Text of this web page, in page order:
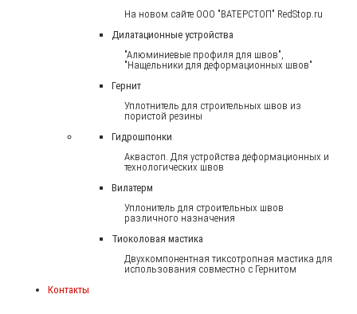
На новом сайте ООО "ВАТЕРСТОП" RedStop.ru
Дилатационные устройства
"Алюминиевые профиля для швов",
"Нащельники для деформационных швов"
Гернит
Уплотнитель для строительных швов из
пористой резины
Гидрошпонки
Аквастоп. Для устройства деформационных и
технологических швов
Вилатерм
Уплонитель для строительных швов
различного назначения
Тиоколовая мастика
Двухкомпонентная тиксотропная мастика для
использования совместно с Гернитом
Контакты